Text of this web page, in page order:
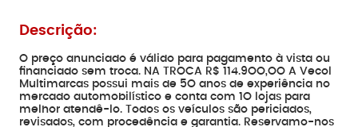
Descrição:
O preço anunciado é válido para pagamento à vista ou
financiado sem troca. NA TROCA R$ 114.9OO,OO A Vecol
Multimarcas possui mais de 5O anos de experiência no
mercado automobilístico e conta com 1O lojas para
melhor atendê-lo. Todos os veículos são periciados,
revisados, com procedência e garantia. Reservamo-nos